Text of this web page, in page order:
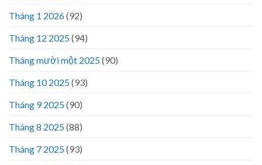
Tháng 1 2026(92)
Tháng 12 2025(94)
Tháng mười một 2025(90)
Tháng 10 2025(93)
Tháng 9 2025(90)
Tháng 8 2025(88)
Tháng 7 2025(93)